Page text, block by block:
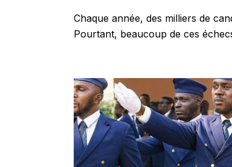
Chaque année, des milliers de
Pourtant, beaucoup de ces